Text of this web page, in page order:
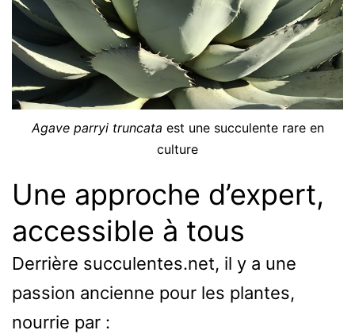
Agave parryi truncata est une succulente rare en
culture
Une approche d’expert,
accessible à tous
Derrière succulentes.net, il y a une
passion ancienne pour les plantes,
nourrie par :